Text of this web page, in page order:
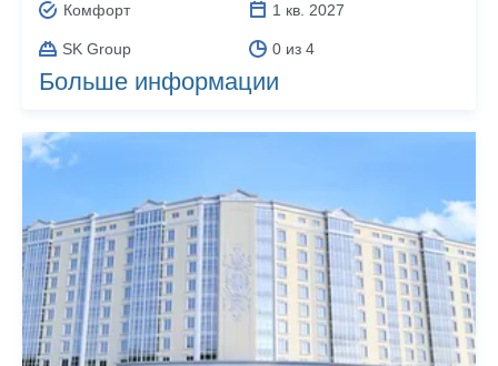
Комфорт 1 кв. 2027
SK Group 0 из 4
Больше информации